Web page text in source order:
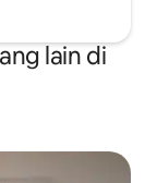
lain di